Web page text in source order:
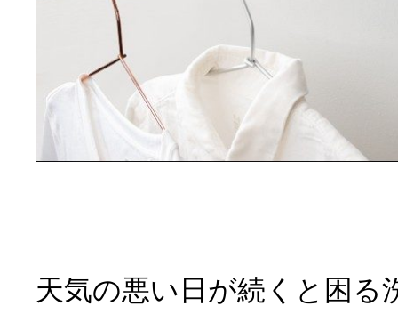
天気の悪い日が続くと困る